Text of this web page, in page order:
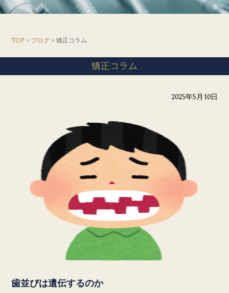
TOP > ブログ > 矯正コラム
矯正コラム
2025年5月10日
歯並びは遺伝するのか